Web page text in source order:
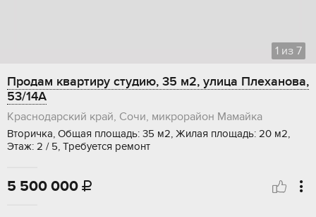
1 из 7
Продам квартиру студию, 35 м2, улица Плеханова,
53/14А
Краснодарский край, Сочи, микрорайон Мамайка
Вторичка, Общая площадь: 35 м2, Жилая площадь: 20 м2,
Этаж: 2 / 5, Требуется ремонт
5 500 000 